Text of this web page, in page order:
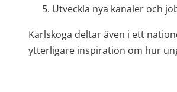
Utveckla nya kanaler och
Karlskoga deltar även i ett
ytterligare inspiration om hur